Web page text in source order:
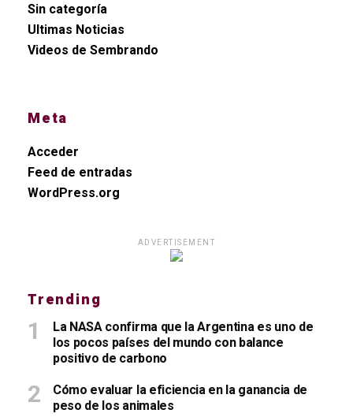
Sin categoría
Ultimas Noticias
Videos de Sembrando
Meta
Acceder
Feed de entradas
WordPress.org
ADVERTISEMENT
Trending
La NASA confirma que la Argentina es uno de
los pocos países del mundo con balance
positivo de carbono
Cómo evaluar la eficiencia en la ganancia de
peso de los animales